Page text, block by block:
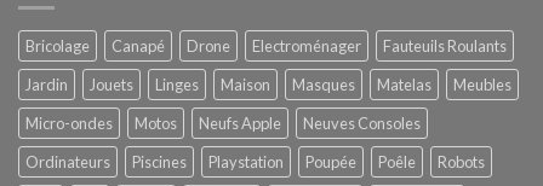
Bricolage Canapé Drone Electroménager
Fauteuils Roulants
Jardin
Jouets Linges Maison Masques Matelas
Meubles
Micro-ondes
Motos Neufs Apple
Neuves Consoles
Ordinateurs
Piscines Playstation Poupée Poêle
Robots